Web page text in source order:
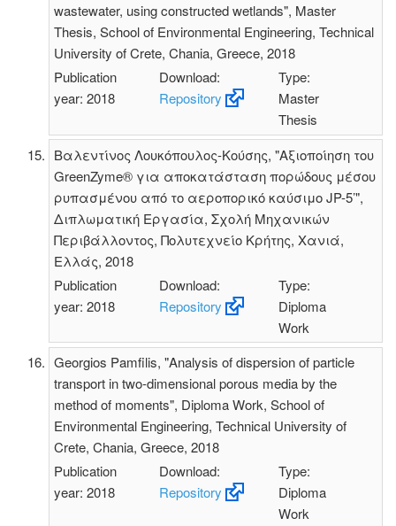
wastewater, using constructed wetlands", Master
Thesis, School of Environmental Engineering, Technical
University of Crete, Chania, Greece, 2018
Publication
year: 2018
Download:
Repository
Type:
Master
Thesis
Βαλεντίνος Λουκόπουλος-Κούσης, "Αξιοποίηση του
GreenZyme® για αποκατάσταση πορώδους μέσου
ρυπασμένου από το αεροπορικό καύσιμο JP-5’",
Διπλωματική Εργασία, Σχολή Μηχανικών
Περιβάλλοντος, Πολυτεχνείο Κρήτης, Χανιά,
Ελλάς, 2018
Publication
year: 2018
Download:
Repository
Type:
Diploma
Work
Georgios Pamfilis, "Analysis of dispersion of particle
transport in two-dimensional porous media by the
method of moments", Diploma Work, School of
Environmental Engineering, Technical University of
Crete, Chania, Greece, 2018
Publication
year: 2018
Download:
Repository
Type:
Diploma
Work